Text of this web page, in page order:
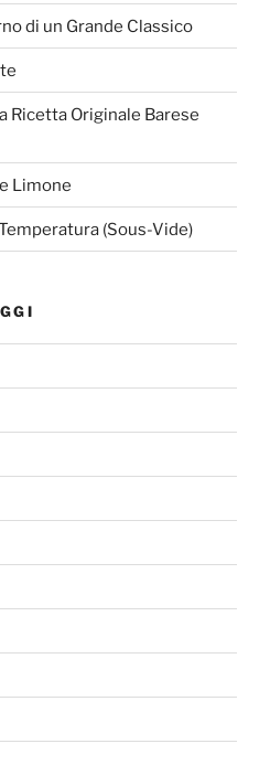
di un Grande Classico
Ricetta Originale Barese
Limone
(Sous-Vide)